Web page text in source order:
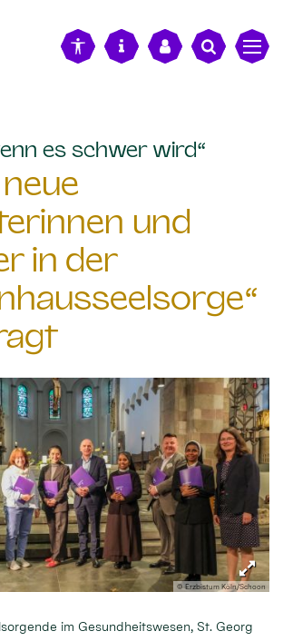
es schwer wird“
und
in der
© Erzbistum Köln/Schoon
im Gesundheitswesen, St. Georg